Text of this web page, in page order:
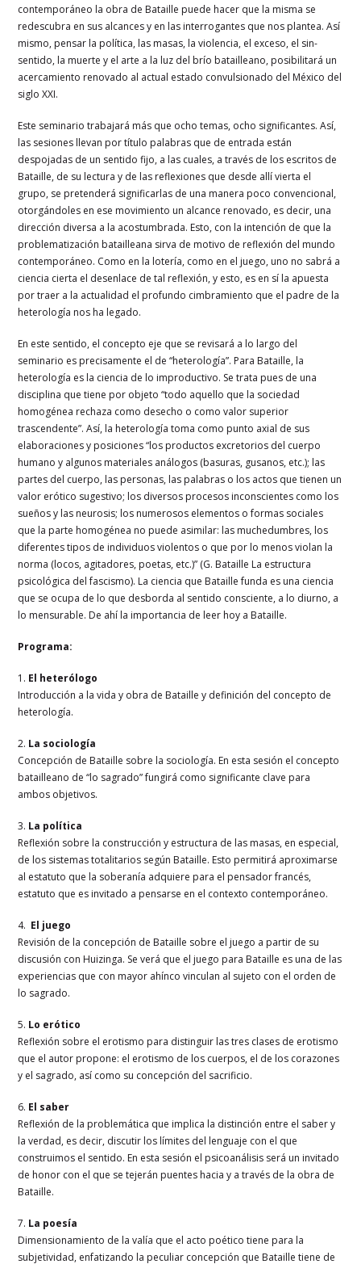
contemporáneo la obra de Bataille puede hacer que la misma se
redescubra en sus alcances y en las interrogantes que nos plantea. Así
mismo, pensar la política, las masas, la violencia, el exceso, el sin-
sentido, la muerte y el arte a la luz del brío batailleano, posibilitará un
acercamiento renovado al actual estado convulsionado del México del
siglo XXI.
Este seminario trabajará más que ocho temas, ocho significantes. Así,
las sesiones llevan por título palabras que de entrada están
despojadas de un sentido fijo, a las cuales, a través de los escritos de
Bataille, de su lectura y de las reflexiones que desde allí vierta el
grupo, se pretenderá significarlas de una manera poco convencional,
otorgándoles en ese movimiento un alcance renovado, es decir, una
dirección diversa a la acostumbrada. Esto, con la intención de que la
problematización batailleana sirva de motivo de reflexión del mundo
contemporáneo. Como en la lotería, como en el juego, uno no sabrá a
ciencia cierta el desenlace de tal reflexión, y esto, es en sí la apuesta
por traer a la actualidad el profundo cimbramiento que el padre de la
heterología nos ha legado.
En este sentido, el concepto eje que se revisará a lo largo del
seminario es precisamente el de “heterología”. Para Bataille, la
heterología es la ciencia de lo improductivo. Se trata pues de una
disciplina que tiene por objeto “todo aquello que la sociedad
homogénea rechaza como desecho o como valor superior
trascendente”. Así, la heterología toma como punto axial de sus
elaboraciones y posiciones “los productos excretorios del cuerpo
humano y algunos materiales análogos (basuras, gusanos, etc.); las
partes del cuerpo, las personas, las palabras o los actos que tienen un
valor erótico sugestivo; los diversos procesos inconscientes como los
sueños y las neurosis; los numerosos elementos o formas sociales
que la parte homogénea no puede asimilar: las muchedumbres, los
diferentes tipos de individuos violentos o que por lo menos violan la
norma (locos, agitadores, poetas, etc.)” (G. Bataille La estructura
psicológica del fascismo). La ciencia que Bataille funda es una ciencia
que se ocupa de lo que desborda al sentido consciente, a lo diurno, a
lo mensurable. De ahí la importancia de leer hoy a Bataille.
Programa:
1. El heterólogo
Introducción a la vida y obra de Bataille y definición del concepto de
heterología.
2. La sociología
Concepción de Bataille sobre la sociología. En esta sesión el concepto
batailleano de “lo sagrado” fungirá como significante clave para
ambos objetivos.
3. La política
Reflexión sobre la construcción y estructura de las masas, en especial,
de los sistemas totalitarios según Bataille. Esto permitirá aproximarse
al estatuto que la soberanía adquiere para el pensador francés,
estatuto que es invitado a pensarse en el contexto contemporáneo.
4. El juego
Revisión de la concepción de Bataille sobre el juego a partir de su
discusión con Huizinga. Se verá que el juego para Bataille es una de las
experiencias que con mayor ahínco vinculan al sujeto con el orden de
lo sagrado.
5. Lo erótico
Reflexión sobre el erotismo para distinguir las tres clases de erotismo
que el autor propone: el erotismo de los cuerpos, el de los corazones
y el sagrado, así como su concepción del sacrificio.
6. El saber
Reflexión de la problemática que implica la distinción entre el saber y
la verdad, es decir, discutir los límites del lenguaje con el que
construimos el sentido. En esta sesión el psicoanálisis será un invitado
de honor con el que se tejerán puentes hacia y a través de la obra de
Bataille.
7. La poesía
Dimensionamiento de la valía que el acto poético tiene para la
subjetividad, enfatizando la peculiar concepción que Bataille tiene de